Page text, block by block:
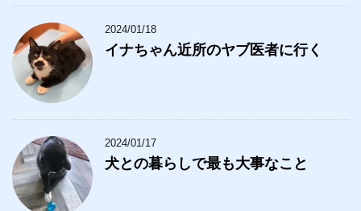
2024/01/18
イナちゃん近所のヤブ医者に行く
2024/01/17
犬との暮らしで最も大事なこと